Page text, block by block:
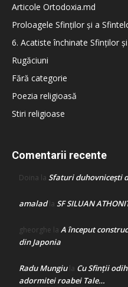
Articole Ortodoxia.md
Proloagele Sfinților și a
6. Acatiste închinate Sfinților
Rugăciuni
Fără categorie
Poezia religioasă
Stiri religioase
Comentarii recente
Doina la Sfaturi duhovnicești
amaladla SF SILUAN
gheorghe la A început
din Japonia
Radu Mungiula Cu Sfinții
adormitei roabei Tale…